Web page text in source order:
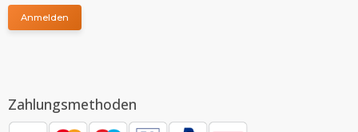
Anmelden
Zahlungsmethoden